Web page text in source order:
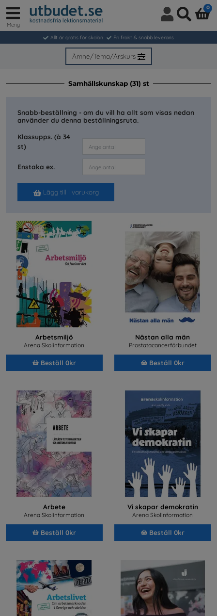
in
/
Meny
0
Allt är gratis för skolan Fri frakt & snabb leverans
Ämne/Tema/Årskurs
Samhällskunskap (31) st
Snabb-beställning - om du vill ha allt som visas nedan
använder du denna beställningsruta.
Klassupps. (à 34
st)
Enstaka ex.
Lägg till i varukorg
Arbetsmiljö
Arena Skolinformation
Beställ 0kr
Nästan alla män
Prostatacancerförbundet
Beställ 0kr
Arbete
Arena Skolinformation
Beställ 0kr
Vi skapar demokratin
Arena Skolinformation
Beställ 0kr